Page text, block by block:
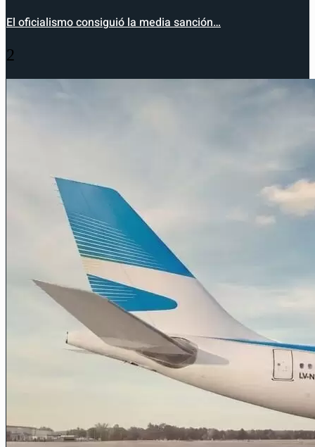
El oficialismo consiguió la media sanción…
2